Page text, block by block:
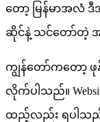
တော့ မြန်မာအလံ ဒီ
ဆိုင်နဲ့ သင်တော်တဲ့ အရ
ကျွန်တော်ကတော့ ဖုန်
လိုက်ပါသည်။
ထည့်လည်း ရပါသ